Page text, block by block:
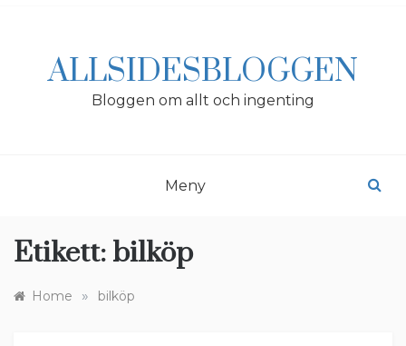
ALLSIDESBLOGGEN
Bloggen om allt och ingenting
Meny
Etikett: bilköp
Home » bilköp